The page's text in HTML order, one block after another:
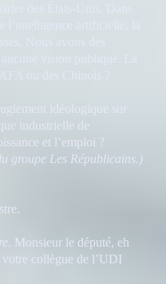
l’intelligence artificielle, la
Nous avons des
vision publique.
ou des Chinois ?
idéologique sur
industrielle de
et l’emploi ?
groupe Les Républicains.)
. Monsieur le député, eh
collègue de l’UDI